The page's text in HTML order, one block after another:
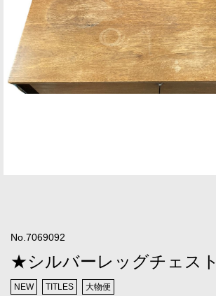
No.7069092
★シルバーレッグチェスト
NEW TITLES 大物便